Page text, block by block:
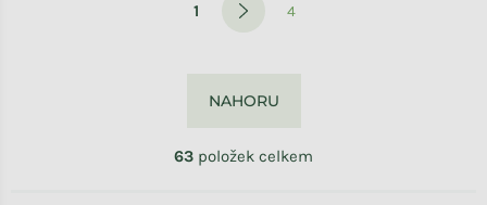
1 4
63 položek celkem
NAHORU